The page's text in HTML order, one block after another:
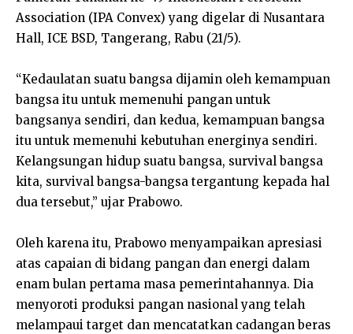
Association (IPA Convex) yang digelar di Nusantara
Hall, ICE BSD, Tangerang, Rabu (21/5).
“Kedaulatan suatu bangsa dijamin oleh kemampuan
bangsa itu untuk memenuhi pangan untuk
bangsanya sendiri, dan kedua, kemampuan bangsa
itu untuk memenuhi kebutuhan energinya sendiri.
Kelangsungan hidup suatu bangsa, survival bangsa
kita, survival bangsa-bangsa tergantung kepada hal
dua tersebut,” ujar Prabowo.
Oleh karena itu, Prabowo menyampaikan apresiasi
atas capaian di bidang pangan dan energi dalam
enam bulan pertama masa pemerintahannya. Dia
menyoroti produksi pangan nasional yang telah
melampaui target dan mencatatkan cadangan beras